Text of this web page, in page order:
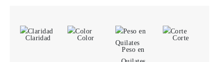
Claridad
Color
Peso en
Corte